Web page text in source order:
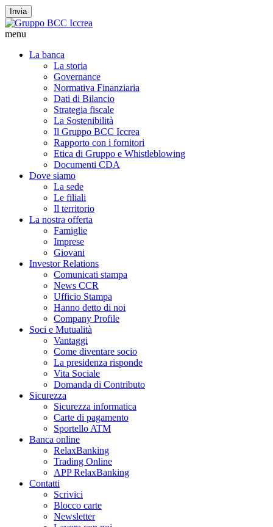
Invia
menu
La banca
La storia
Governance
Normativa Finanziaria
Dati di Bilancio
Strategia fiscale
La Sostenibilità
Il Gruppo BCC Iccrea
Rapporto con i fornitori
Etica di Gruppo e Whistleblowing
Documenti CDA
Dove siamo
La sede
Le filiali
Il territorio
La nostra offerta
Famiglie
Imprese
Giovani
Investor Relations
Comunicati stampa
News CCR
Ufficio Stampa
Hanno detto di noi
Company Profile
Soci e Mutualità
Vantaggi
Come diventare socio
La presidenza risponde
Vita Sociale
Domanda di Contributo
Sicurezza
Sicurezza informatica
Carte di pagamento
Sportello ATM
Banca online
RelaxBanking
Trading Online
APP RelaxBanking
Contatti
Scrivici
Blocco carte
Newsletter